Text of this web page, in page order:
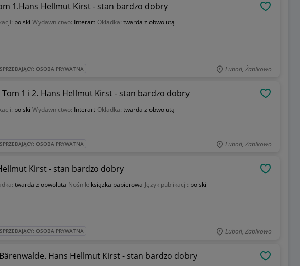
1.Hans Hellmut Kirst - stan bardzo dobry
polski Wydawnictwo: Interart Okładka: twarda z obwolutą
SPRZEDAJĄCY: OSOBA PRYWATNA Luboń, Żabikowo
Tom 1 i 2. Hans Hellmut Kirst - stan bardzo dobry
polski Wydawnictwo: Interart Okładka: twarda z obwolutą
SPRZEDAJĄCY: OSOBA PRYWATNA Luboń, Żabikowo
Kirst - stan bardzo dobry
twarda z obwolutą Nośnik: książka papierowa Język publikacji: polski
SPRZEDAJĄCY: OSOBA PRYWATNA Luboń, Żabikowo
Bärenwalde. Hans Hellmut Kirst - stan bardzo dobry